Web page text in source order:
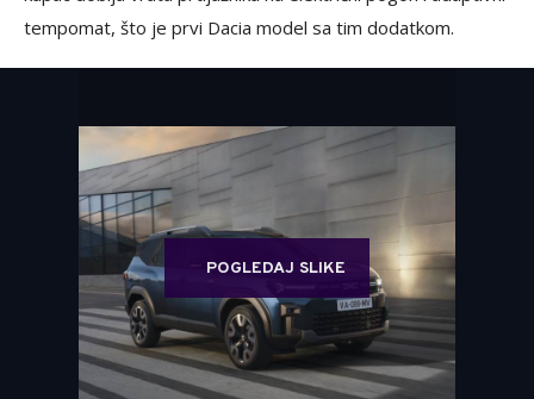
tempomat, što je prvi Dacia model sa tim dodatkom.
POGLEDAJ SLIKE